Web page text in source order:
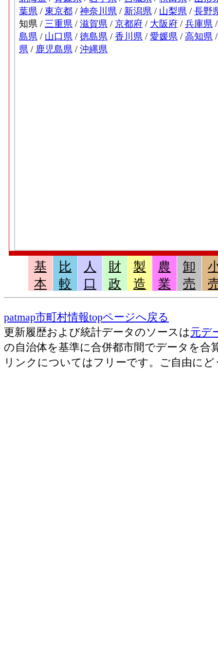
基
本
比
較
人
口
財
政
製
造
農
業
卸
売
patmap市町村情報topページへ戻る
更新履歴および統計データのソースは元デ
の自治体を基準に合併都市間でデータを合
リンクについてはフリーです。ご自由にど